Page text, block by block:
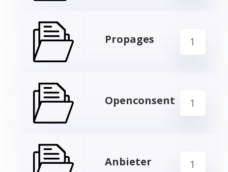
Propages 1
Openconsent 1
Anbieter 1